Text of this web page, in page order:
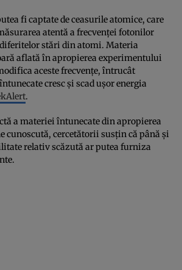
fi captate de ceasurile atomice, care
atentă a frecvenței fotonilor
stări din atomi. Materia
aflată în apropierea experimentului
aceste frecvențe, întrucât
cresc și scad ușor energia
.
a materiei întunecate din apropierea
cunoscută, cercetătorii susțin că până și
relativ scăzută ar putea furniza